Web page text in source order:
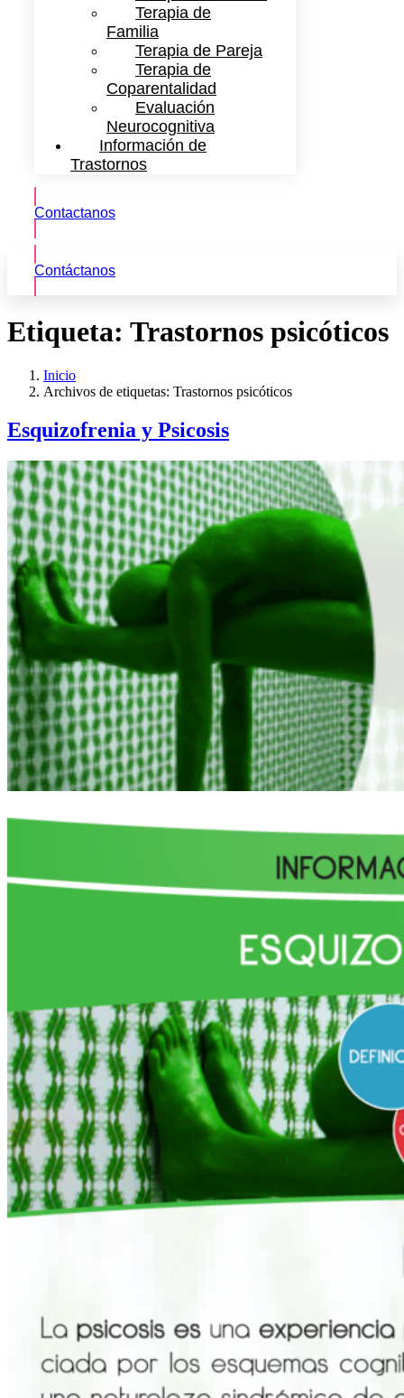
Terapia de
Familia
Terapia de Pareja
Terapia de
Coparentalidad
Evaluación
Neurocognitiva
Información de
Trastornos
Contactanos
Contáctanos
Etiqueta: Trastornos psicóticos
Inicio
Archivos de etiquetas: Trastornos psicóticos
Esquizofrenia y Psicosis